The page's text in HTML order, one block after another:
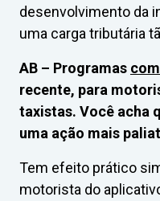
desenvolvimento da
uma carga tributária
AB – Programas
recente, para
taxistas. Você acha
uma ação mais
Tem efeito prático
motorista do